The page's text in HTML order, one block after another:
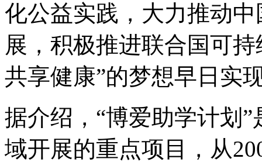
化公益实践，大力推动
展，积极推进联合国可
共享健康”的梦想早日实
据介绍，“博爱助学计划
域开展的重点项目，从